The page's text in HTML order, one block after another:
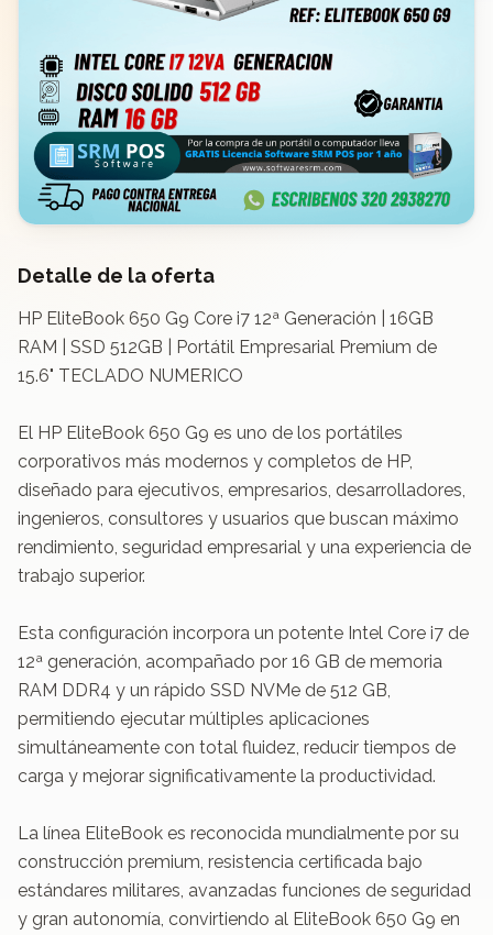
Detalle de la oferta
HP EliteBook 650 G9 Core i7 12ª Generación | 16GB
RAM | SSD 512GB | Portátil Empresarial Premium de
15.6" TECLADO NUMERICO
El HP EliteBook 650 G9 es uno de los portátiles
corporativos más modernos y completos de HP,
diseñado para ejecutivos, empresarios, desarrolladores,
ingenieros, consultores y usuarios que buscan máximo
rendimiento, seguridad empresarial y una experiencia de
trabajo superior.
Esta configuración incorpora un potente Intel Core i7 de
12ª generación, acompañado por 16 GB de memoria
RAM DDR4 y un rápido SSD NVMe de 512 GB,
permitiendo ejecutar múltiples aplicaciones
simultáneamente con total fluidez, reducir tiempos de
carga y mejorar significativamente la productividad.
La línea EliteBook es reconocida mundialmente por su
construcción premium, resistencia certificada bajo
estándares militares, avanzadas funciones de seguridad
y gran autonomía, convirtiendo al EliteBook 650 G9 en